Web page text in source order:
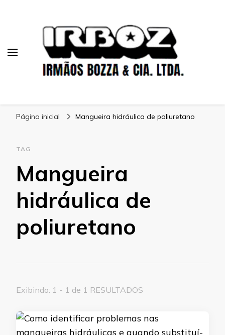
Página inicial Mangueira hidráulica de poliuretano
TAG
Mangueira
hidráulica de
poliuretano
Exibindo: 1 - 1 de 1 RESULTADOS